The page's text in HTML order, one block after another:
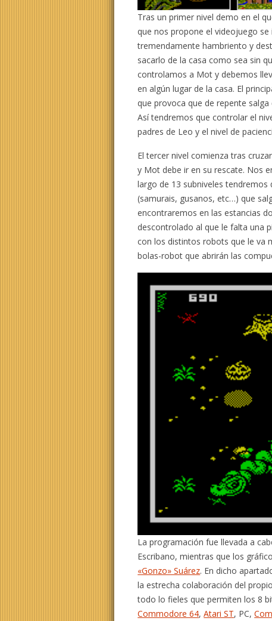
Tras un primer nivel demo en el
que nos propone el videojuego
tremendamente hambriento y
sacarlo de la casa como sea sin
controlamos a Mot y debemos
en algún lugar de la casa. El
que provoca que de repente
Así tendremos que controlar el
padres de Leo y el nivel de
El tercer nivel comienza tras
y Mot debe ir en su rescate. Nos
largo de 13 subniveles
(samurais, gusanos, etc…) que
encontraremos en las estancias
descontrolado al que le falta una
con los distintos robots que le va
bolas-robot que abrirán las
La programación fue llevada a
Escribano, mientras que los
«Gonzo» Suárez. En dicho
la estrecha colaboración del
todo lo fieles que permiten los 8
Commodore 64,Atari ST, PC,